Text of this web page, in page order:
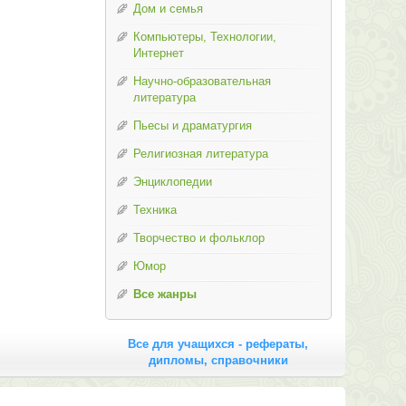
Дом и семья
Компьютеры, Технологии,
Интернет
Научно-образовательная
литература
Пьесы и драматургия
Религиозная литература
Энциклопедии
Техника
Творчество и фольклор
Юмор
Все жанры
Все для учащихся - рефераты,
дипломы, справочники